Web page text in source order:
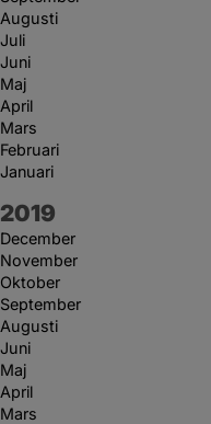
Augusti
Juli
Juni
Maj
April
Mars
Februari
Januari
År:
2019
December
November
Oktober
September
Augusti
Juni
Maj
April
Mars